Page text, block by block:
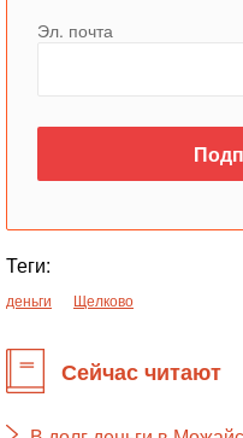
Эл. почта
Теги:
деньги Щелково
Сейчас читают